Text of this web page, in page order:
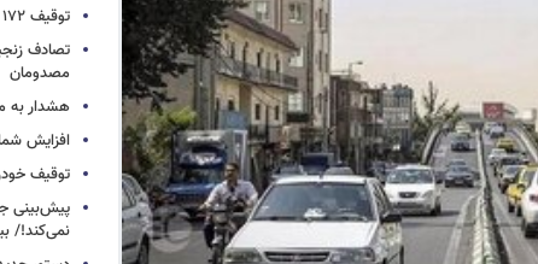
توقیف ۱۷۲ دستگاه خودروی لوکس و آپارتمان
تصادف
مصدومان
هشدار به
افزایش
توقیف خودروی
پیش‌بینی
نمی‌کند!/